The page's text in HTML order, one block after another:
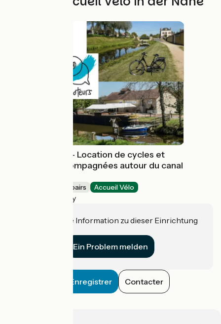
Aux Baboteurs - Location de cycles et
excursions accompagnées autour du canal
Bicycle rentals/ repairs Accueil Vélo
Vallon-en-Sully
Haben Sie eine Information zu dieser Einrichtung
Ein Problem melden
Enregistrer Contacter